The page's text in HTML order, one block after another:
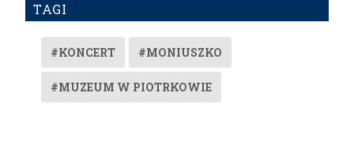
TAGI
#KONCERT #MONIUSZKO
#MUZEUM W PIOTRKOWIE